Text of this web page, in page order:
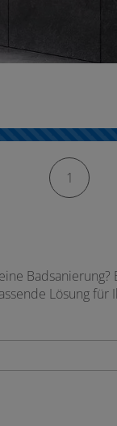
1
Lösung